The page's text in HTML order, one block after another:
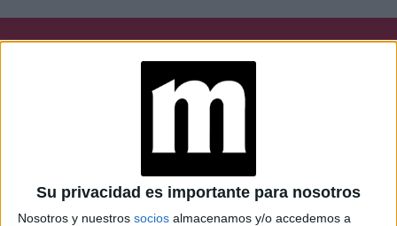
Su privacidad es importante para nosotros
Nosotros y nuestros socios almacenamos y/o accedemos a
Caras Noticias
Weekend Parabrisas
Look
Luz Mía Lunateen Break BATimes